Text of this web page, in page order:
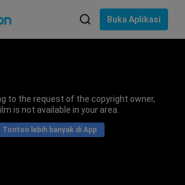
Buka Aplikasi
to the request of the copyright owner,
is not available in your area.
Tonton lebih banyak di App